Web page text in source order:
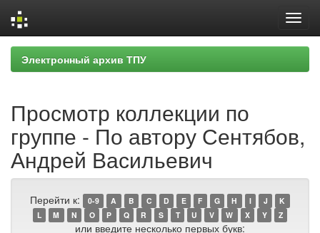
Skip
navigation
Электронный архив ТПУ
Просмотр коллекции по
группе - По автору Сентябов,
Андрей Васильевич
Перейти к: 0-9 A B C D E F G H I J
K
L
M N O P Q R S T U V W X Y Z
или введите несколько первых букв: